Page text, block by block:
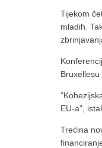
Tijekom
mladih.
EU-a”,
Trećina